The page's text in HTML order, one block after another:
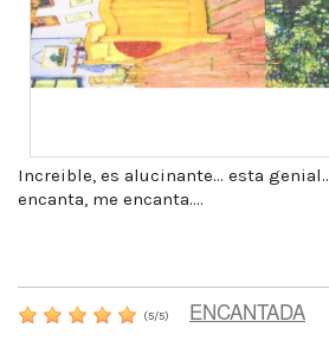
Increible, es alucinante... esta
encanta, me encanta....
(5/5) ENCANTADA